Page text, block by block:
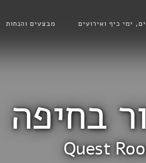
בחיפה
Quest
ימי כיף ואירועים מבצעים והנחות